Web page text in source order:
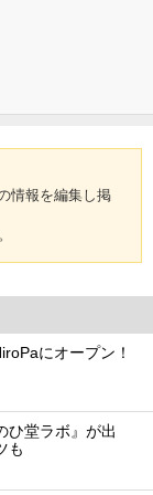
情報を編集し掲
にオープン！
ひ堂ラボ』が出
も